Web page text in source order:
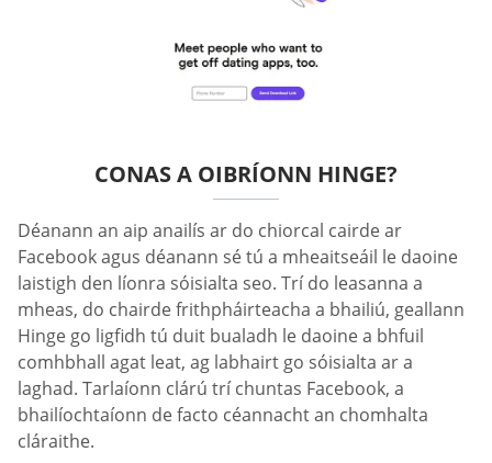
CONAS A OIBRÍONN HINGE?
Déanann an aip anailís ar do chiorcal cairde ar
Facebook agus déanann sé tú a mheaitseáil le daoine
laistigh den líonra sóisialta seo. Trí do leasanna a
mheas, do chairde frithpháirteacha a bhailiú, geallann
Hinge go ligfidh tú duit bualadh le daoine a bhfuil
comhbhall agat leat, ag labhairt go sóisialta ar a
laghad. Tarlaíonn clárú trí chuntas Facebook, a
bhailíochtaíonn de facto céannacht an chomhalta
cláraithe.